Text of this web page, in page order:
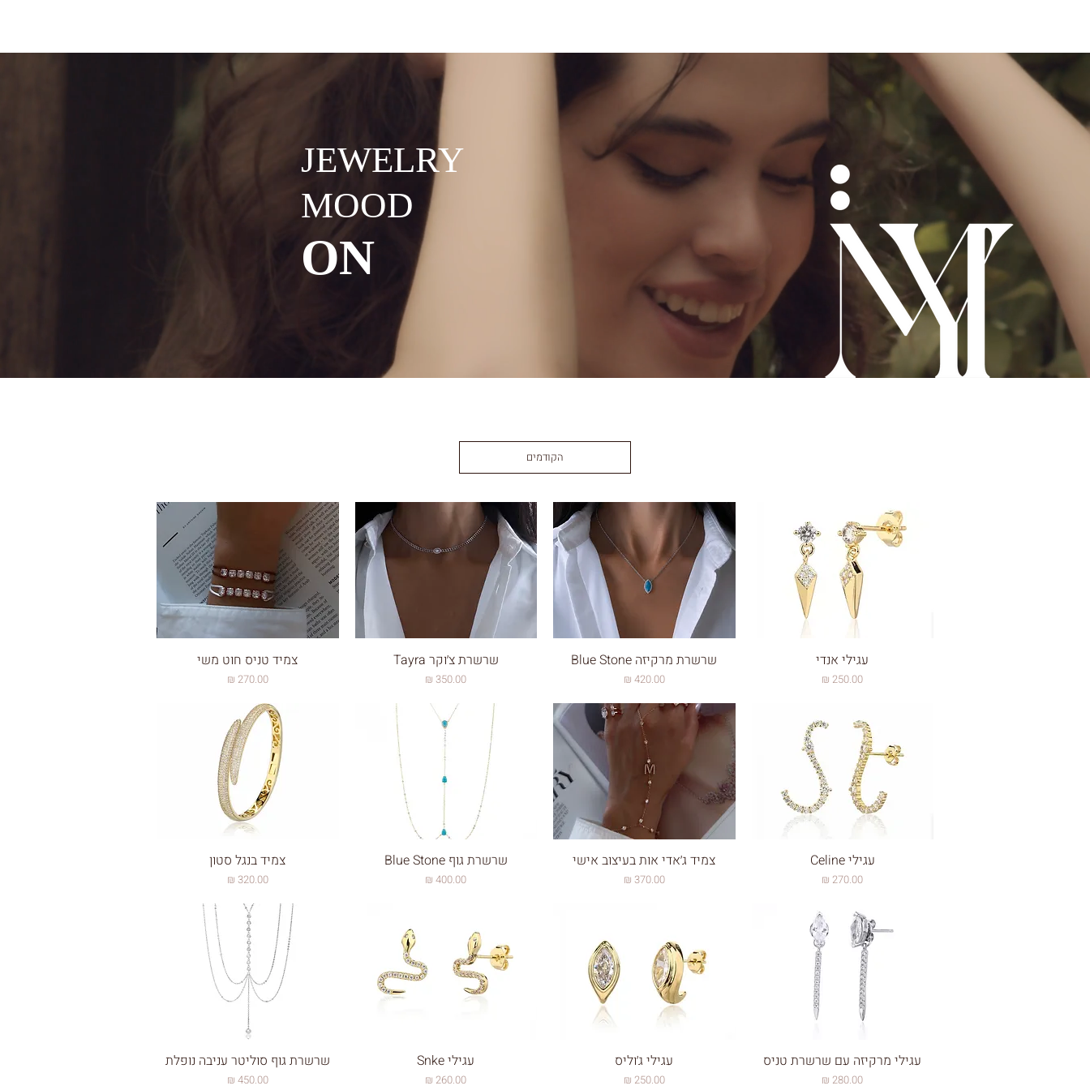
JEWELRY
MOOD
ON
הקודמים
עגילי אנדי
מחיר
שרשרת מרקיזה Blue Stone
מחיר‏420.00 ‏₪
שרשרת צ׳וקר Tayra
מחיר
צמיד טניס חוט משי
מחיר‏270.00 ‏₪
עגילי Celine
מחיר
צמיד ג׳אדי אות בעיצוב אישי
מחיר‏370.00 ‏₪
שרשרת גוף Blue Stone
מחיר
צמיד בנגל סטון
מחיר‏320.00 ‏₪
עגילי מרקיזה עם שרשרת טניס
מחיר
עגילי ג׳וליס
מחיר‏250.00 ‏₪
עגילי Snke
מחיר
שרשרת גוף סוליטר עניבה נופלת
מחיר‏450.00 ‏₪